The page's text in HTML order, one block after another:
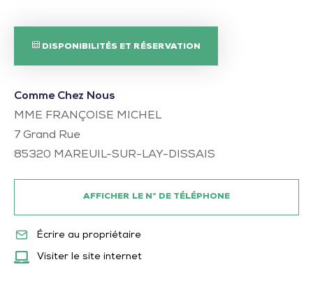
DISPONIBILITÉS ET RÉSERVATION
Comme Chez Nous
MME FRANÇOISE MICHEL
7 Grand Rue
85320 MAREUIL-SUR-LAY-DISSAIS
AFFICHER LE N° DE TÉLÉPHONE
Écrire au propriétaire
Visiter le site internet